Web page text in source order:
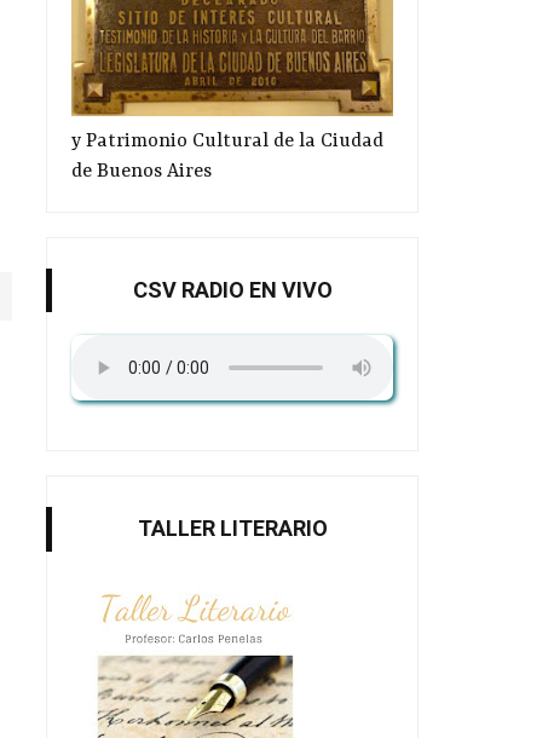
y Patrimonio Cultural de la Ciudad
de Buenos Aires
CSV RADIO EN VIVO
TALLER LITERARIO